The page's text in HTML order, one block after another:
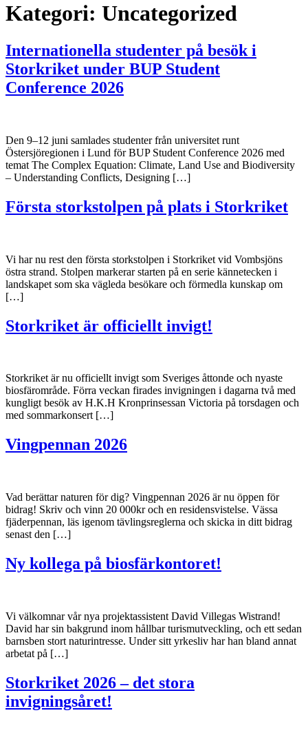
Kategori: Uncategorized
Internationella studenter på besök i
Storkriket under BUP Student
Conference 2026
Den 9–12 juni samlades studenter från universitet runt
Östersjöregionen i Lund för BUP Student Conference 2026 med
temat The Complex Equation: Climate, Land Use and Biodiversity
– Understanding Conflicts, Designing […]
Första storkstolpen på plats i Storkriket
Vi har nu rest den första storkstolpen i Storkriket vid Vombsjöns
östra strand. Stolpen markerar starten på en serie kännetecken i
landskapet som ska vägleda besökare och förmedla kunskap om
[…]
Storkriket är officiellt invigt!
Storkriket är nu officiellt invigt som Sveriges åttonde och nyaste
biosfärområde. Förra veckan firades invigningen i dagarna två med
kungligt besök av H.K.H Kronprinsessan Victoria på torsdagen och
med sommarkonsert […]
Vingpennan 2026
Vad berättar naturen för dig? Vingpennan 2026 är nu öppen för
bidrag! Skriv och vinn 20 000kr och en residensvistelse. Vässa
fjäderpennan, läs igenom tävlingsreglerna och skicka in ditt bidrag
senast den […]
Ny kollega på biosfärkontoret!
Vi välkomnar vår nya projektassistent David Villegas Wistrand!
David har sin bakgrund inom hållbar turismutveckling, och ett sedan
barnsben stort naturintresse. Under sitt yrkesliv har han bland annat
arbetat på […]
Storkriket 2026 – det stora
invigningsåret!